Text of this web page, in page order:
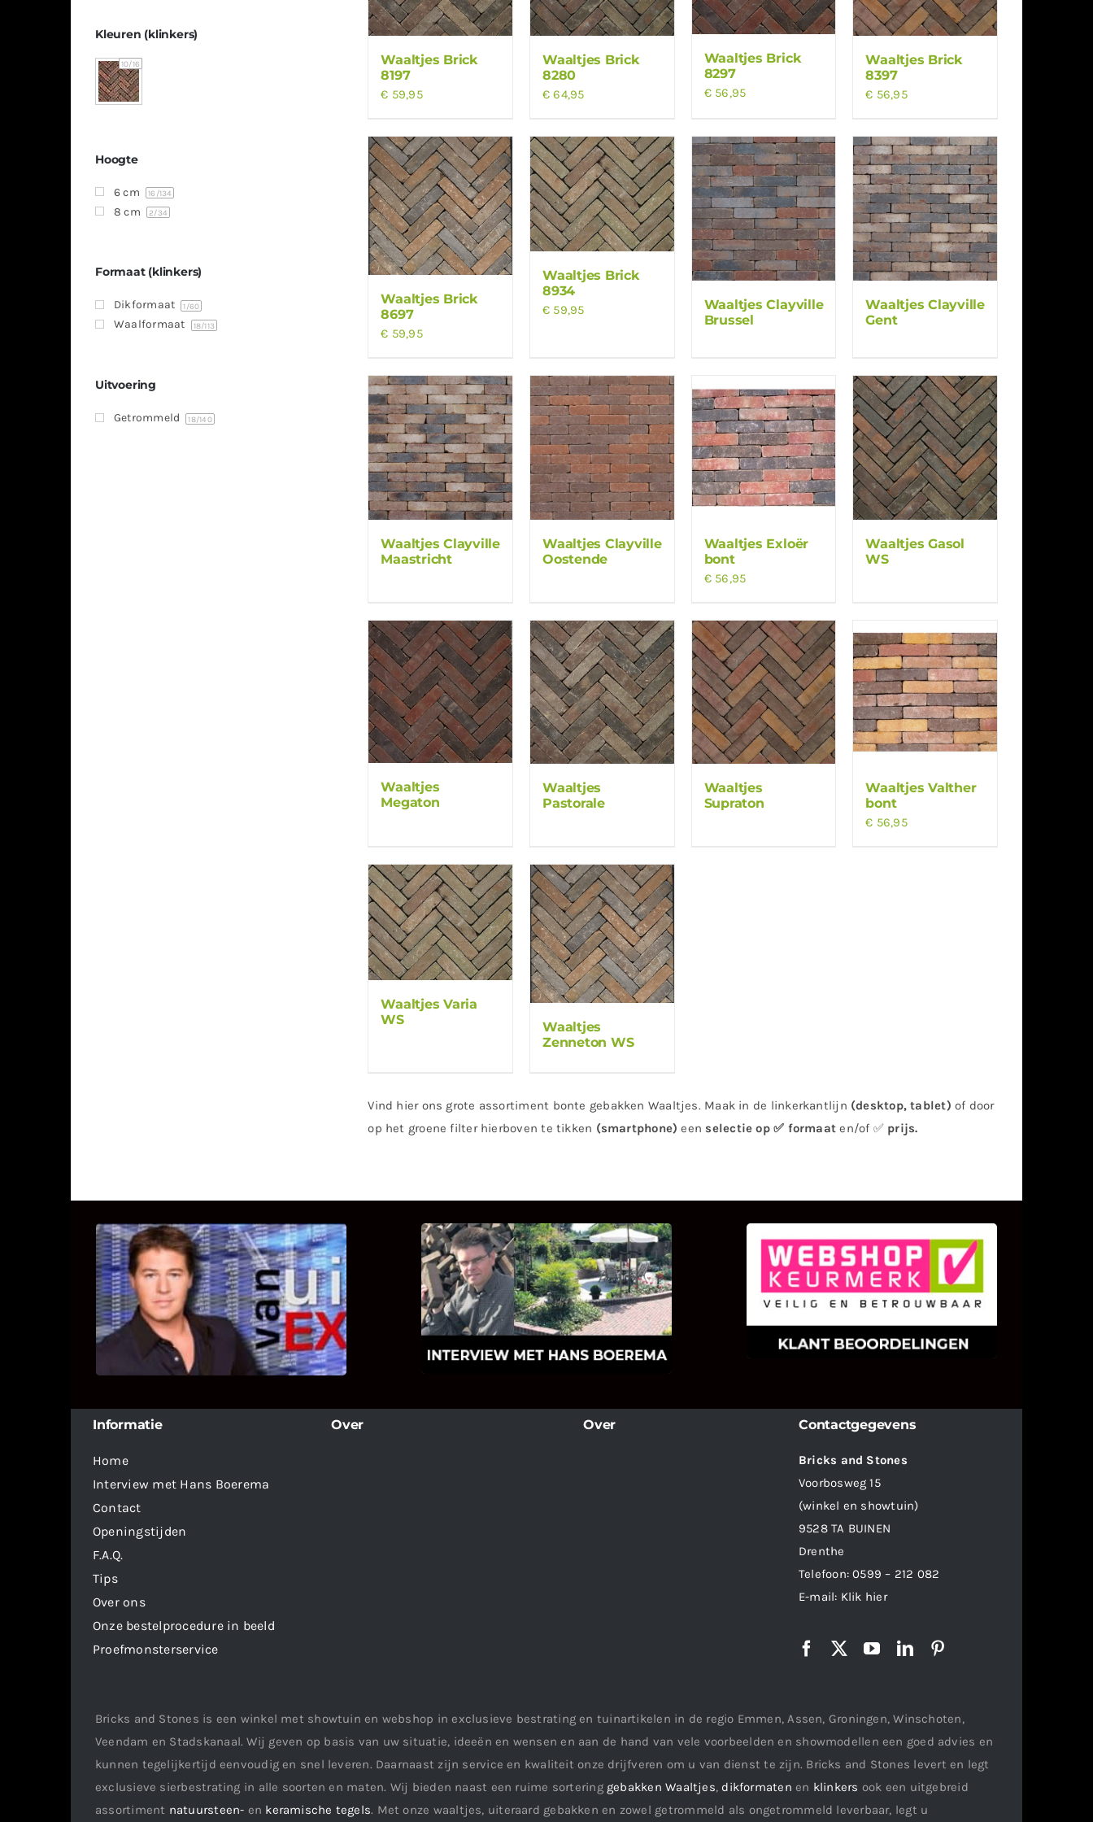
Waaltjes Brick
8197
€ 59,95
Waaltjes Brick
8280
€ 64,95
Waaltjes Brick
8297
€56,95
Waaltjes Brick
8397
€ 56,95
Waaltjes Brick
8697
€ 59,95
Waaltjes Brick
8934
€ 59,95
Waaltjes Clayville
Brussel
Waaltjes Clayville
Gent
Waaltjes Clayville
Maastricht
Waaltjes Clayville
Oostende
Waaltjes Exloër
bont
€56,95
Waaltjes Gasol
WS
Waaltjes
Megaton
Waaltjes
Pastorale
Waaltjes
Supraton
Waaltjes Valther
bont
€ 56,95
Waaltjes Varia
WS
Waaltjes
Zenneton WS
Vind hier ons grote assortiment bonte gebakken Waaltjes. Maak in de linkerkantlijn (desktop, tablet) of door
op het groene filter hierboven te tikken (smartphone) een selectie op ✅ formaat en/of ✅prijs.
Kleuren (klinkers)
10/16
Hoogte
6 cm 16 /134
8 cm 2/34
Formaat (klinkers)
Dikformaat 1/60
Waalformaat 18/113
Uitvoering
Getrommeld 18/140
UITSTEL VAN EXECUTIE
Bekijk hier de fragmenten van de
deelname van Bricks and Stones aan
dit programma.
INTERVIEW MET HANS
BOEREMA
Hoe Bricks and Stones ontstaan is en
wat Hans Boerema motiveert in de
wereld van klinkers en tegels!
KLANT BEOORDELINGEN
We zijn er zeer op gesteld om te
weten wat u als klant van ons en
onze diensten vindt.
Informatie
Home
Interview met Hans Boerema
Contact
Openingstijden
F.A.Q.
Tips
Over ons
Onze bestelprocedure in beeld
Proefmonsterservice
Over Over Contactgegevens
Bricks and Stones
Voorbosweg 15
(winkel en showtuin)
9528 TA BUINEN
Drenthe
Telefoon:0599 – 212 082
E-mail: Klik hier
Bricks and Stones is een winkel met showtuin en webshop in exclusieve bestrating en tuinartikelen in de regio Emmen, Assen, Groningen, Winschoten,
Veendam en Stadskanaal. Wij geven op basis van uw situatie, ideeën en wensen en aan de hand van vele voorbeelden en showmodellen een goed advies en
kunnen tegelijkertijd eenvoudig en snel leveren. Daarnaast zijn service en kwaliteit onze drijfveren om u van dienst te zijn. Bricks and Stones levert en legt
exclusieve sierbestrating in alle soorten en maten. Wij bieden naast een ruime sortering gebakken Waaltjes, dikformaten en klinkers ook een uitgebreid
assortiment natuursteen- en keramische tegels. Met onze waaltjes, uiteraard gebakken en zowel getrommeld als ongetrommeld leverbaar, legt u